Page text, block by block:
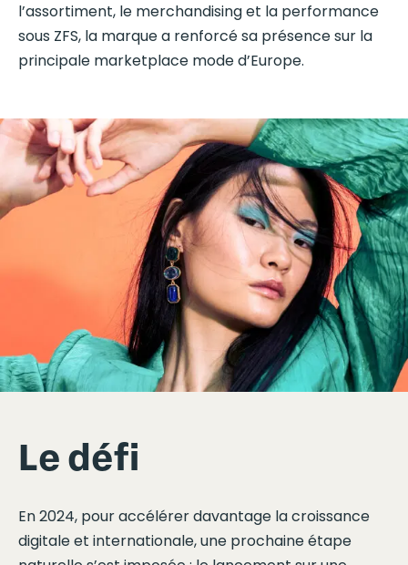
l’assortiment, le merchandising et la performance
sous ZFS, la marque a renforcé sa présence sur la
principale marketplace mode d’Europe.
Le défi
En 2024, pour accélérer davantage la croissance
digitale et internationale, une prochaine étape